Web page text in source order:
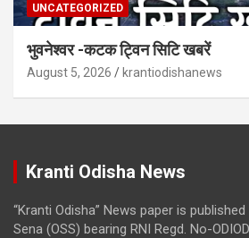
UNCATEGORIZED
भुवनेश्वर -कटक ट्विन सिटि खबरें
August 5, 2026 krantiodishanews
Kranti Odisha News
“Kranti Odisha” News paper is
Sena (OSS) bearing RNI Regd. No-